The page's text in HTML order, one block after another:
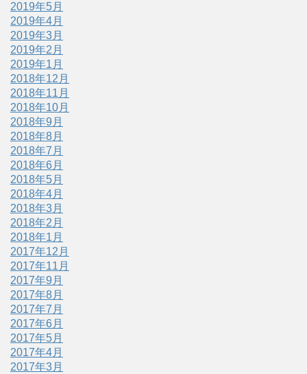
2019年5月
2019年4月
2019年3月
2019年2月
2019年1月
2018年12月
2018年11月
2018年10月
2018年9月
2018年8月
2018年7月
2018年6月
2018年5月
2018年4月
2018年3月
2018年2月
2018年1月
2017年12月
2017年11月
2017年9月
2017年8月
2017年7月
2017年6月
2017年5月
2017年4月
2017年3月